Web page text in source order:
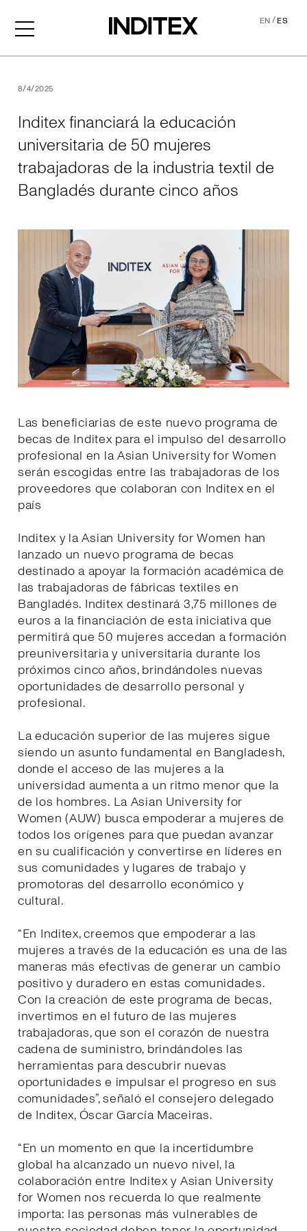
EN/ES
8/4/2025
Inditex financiará la educación
universitaria de 50 mujeres
trabajadoras de la industria textil de
Bangladés durante cinco años
Las beneficiarias de este nuevo programa de
becas de Inditex para el impulso del desarrollo
profesional en la Asian University for Women
serán escogidas entre las trabajadoras de los
proveedores que colaboran con Inditex en el
país
Inditex y la Asian University for Women han
lanzado un nuevo programa de becas
destinado a apoyar la formación académica de
las trabajadoras de fábricas textiles en
Bangladés. Inditex destinará 3,75 millones de
euros a la financiación de esta iniciativa que
permitirá que 50 mujeres accedan a formación
preuniversitaria y universitaria durante los
próximos cinco años, brindándoles nuevas
oportunidades de desarrollo personal y
profesional.
La educación superior de las mujeres sigue
siendo un asunto fundamental en Bangladesh,
donde el acceso de las mujeres a la
universidad aumenta a un ritmo menor que la
de los hombres. La Asian University for
Women (AUW) busca empoderar a mujeres de
todos los orígenes para que puedan avanzar
en su cualificación y convertirse en líderes en
sus comunidades y lugares de trabajo y
promotoras del desarrollo económico y
cultural.
“En Inditex, creemos que empoderar a las
mujeres a través de la educación es una de las
maneras más efectivas de generar un cambio
positivo y duradero en estas comunidades.
Con la creación de este programa de becas,
invertimos en el futuro de las mujeres
trabajadoras, que son el corazón de nuestra
cadena de suministro, brindándoles las
herramientas para descubrir nuevas
oportunidades e impulsar el progreso en sus
comunidades”, señaló el consejero delegado
de Inditex, Óscar García Maceiras.
“En un momento en que la incertidumbre
global ha alcanzado un nuevo nivel, la
colaboración entre Inditex y Asian University
for Women nos recuerda lo que realmente
importa: las personas más vulnerables de